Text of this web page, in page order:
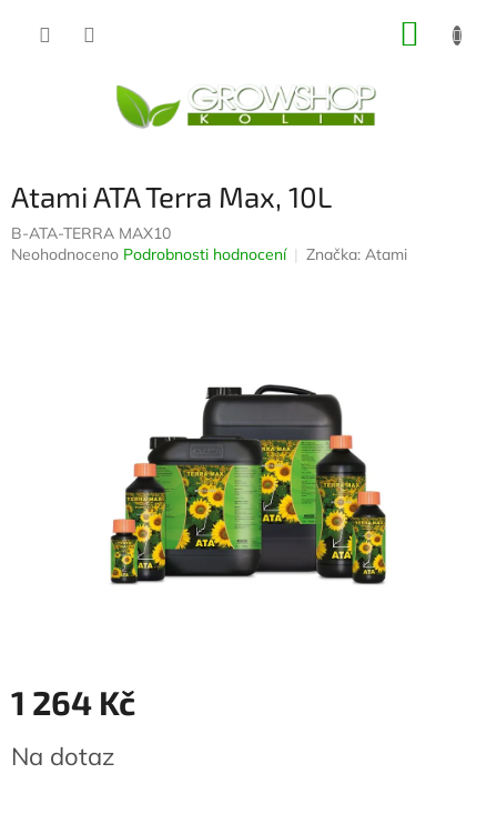
Atami ATA Terra Max, 10L
B-ATA-TERRA MAX10
Průměrné
Neohodnoceno Podrobnosti hodnocení Značka: Atami
1 264 Kč
cena:
Na dotaz